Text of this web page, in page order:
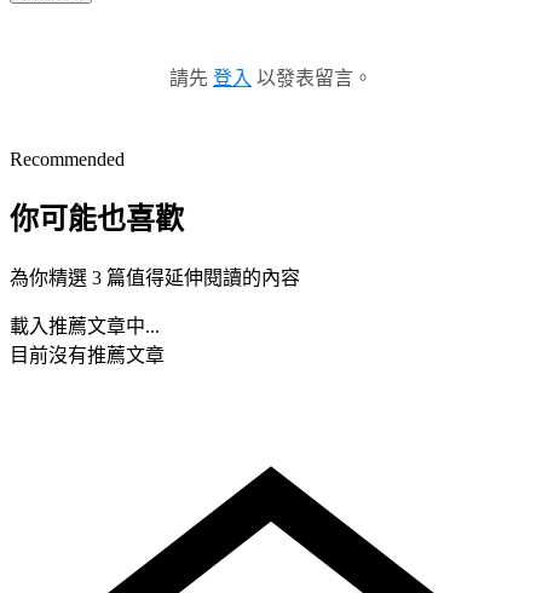
請先 登入 以發表留言。
Recommended
你可能也喜歡
為你精選 3 篇值得延伸閱讀的內容
載入推薦文章中...
目前沒有推薦文章